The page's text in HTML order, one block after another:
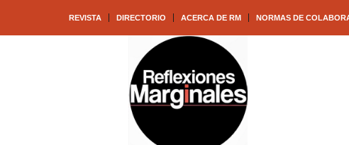
REVISTA DIRECTORIO ACERCA DE RM NORMAS DE